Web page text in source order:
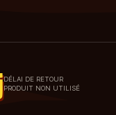
DÉLAI DE RETOUR
PRODUIT NON UTILISÉ